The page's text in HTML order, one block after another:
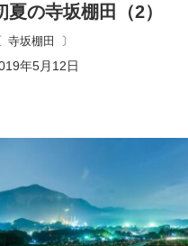
年5月12日
寺坂棚田
夏の寺坂棚田（2）